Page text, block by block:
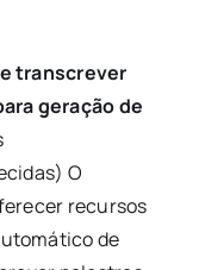
transcrever
geração de
O
recursos
de